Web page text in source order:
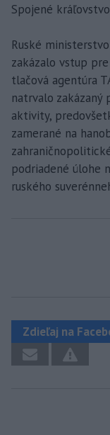
Spojené
Ruské
zakázalo vstup
tlačová agentúra
natrvalo zakázaný
aktivity,
zamerané na
podriadené úlohe
ruského
Zdieľaj na